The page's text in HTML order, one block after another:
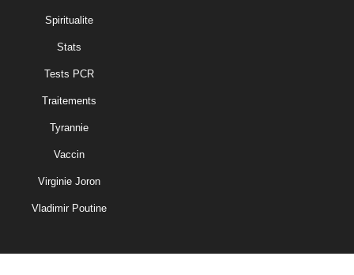
Spiritualite
Stats
Tests PCR
Traitements
Tyrannie
Vaccin
Virginie Joron
Vladimir Poutine